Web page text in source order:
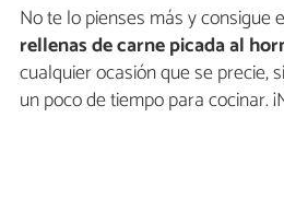
No te lo pienses más y consigue
rellenas de carne picada al
cualquier ocasión que se precie,
un poco de tiempo para cocinar.